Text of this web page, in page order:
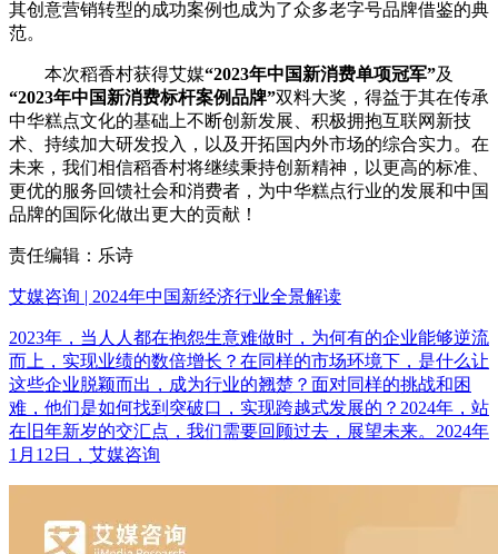
其创意营销转型的成功案例也成为了众多老字号品牌借鉴的典
范。
本次稻香村获得艾媒“2023年中国新消费单项冠军”及
“2023年中国新消费标杆案例品牌”双料大奖，得益于其在传承
中华糕点文化的基础上不断创新发展、积极拥抱互联网新技
术、持续加大研发投入，以及开拓国内外市场的综合实力。在
未来，我们相信稻香村将继续秉持创新精神，以更高的标准、
更优的服务回馈社会和消费者，为中华糕点行业的发展和中国
品牌的国际化做出更大的贡献！
责任编辑：乐诗
艾媒咨询 | 2024年中国新经济行业全景解读
2023年，当人人都在抱怨生意难做时，为何有的企业能够逆流
而上，实现业绩的数倍增长？在同样的市场环境下，是什么让
这些企业脱颖而出，成为行业的翘楚？面对同样的挑战和困
难，他们是如何找到突破口，实现跨越式发展的？2024年，站
在旧年新岁的交汇点，我们需要回顾过去，展望未来。2024年
1月12日，艾媒咨询